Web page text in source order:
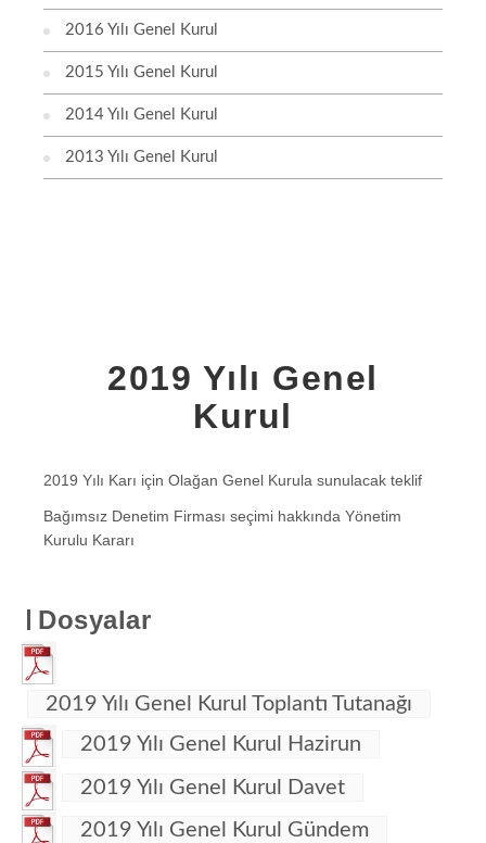
2016 Yılı Genel Kurul
2015 Yılı Genel Kurul
2014 Yılı Genel Kurul
2013 Yılı Genel Kurul
2019 Yılı Genel
Kurul
2019 Yılı Karı için Olağan Genel Kurula sunulacak teklif
Bağımsız Denetim Firması seçimi hakkında Yönetim
Kurulu Kararı
Dosyalar
2019 Yılı Genel Kurul Toplantı Tutanağı
2019 Yılı Genel Kurul Hazirun
2019 Yılı Genel Kurul Davet
2019 Yılı Genel Kurul Gündem